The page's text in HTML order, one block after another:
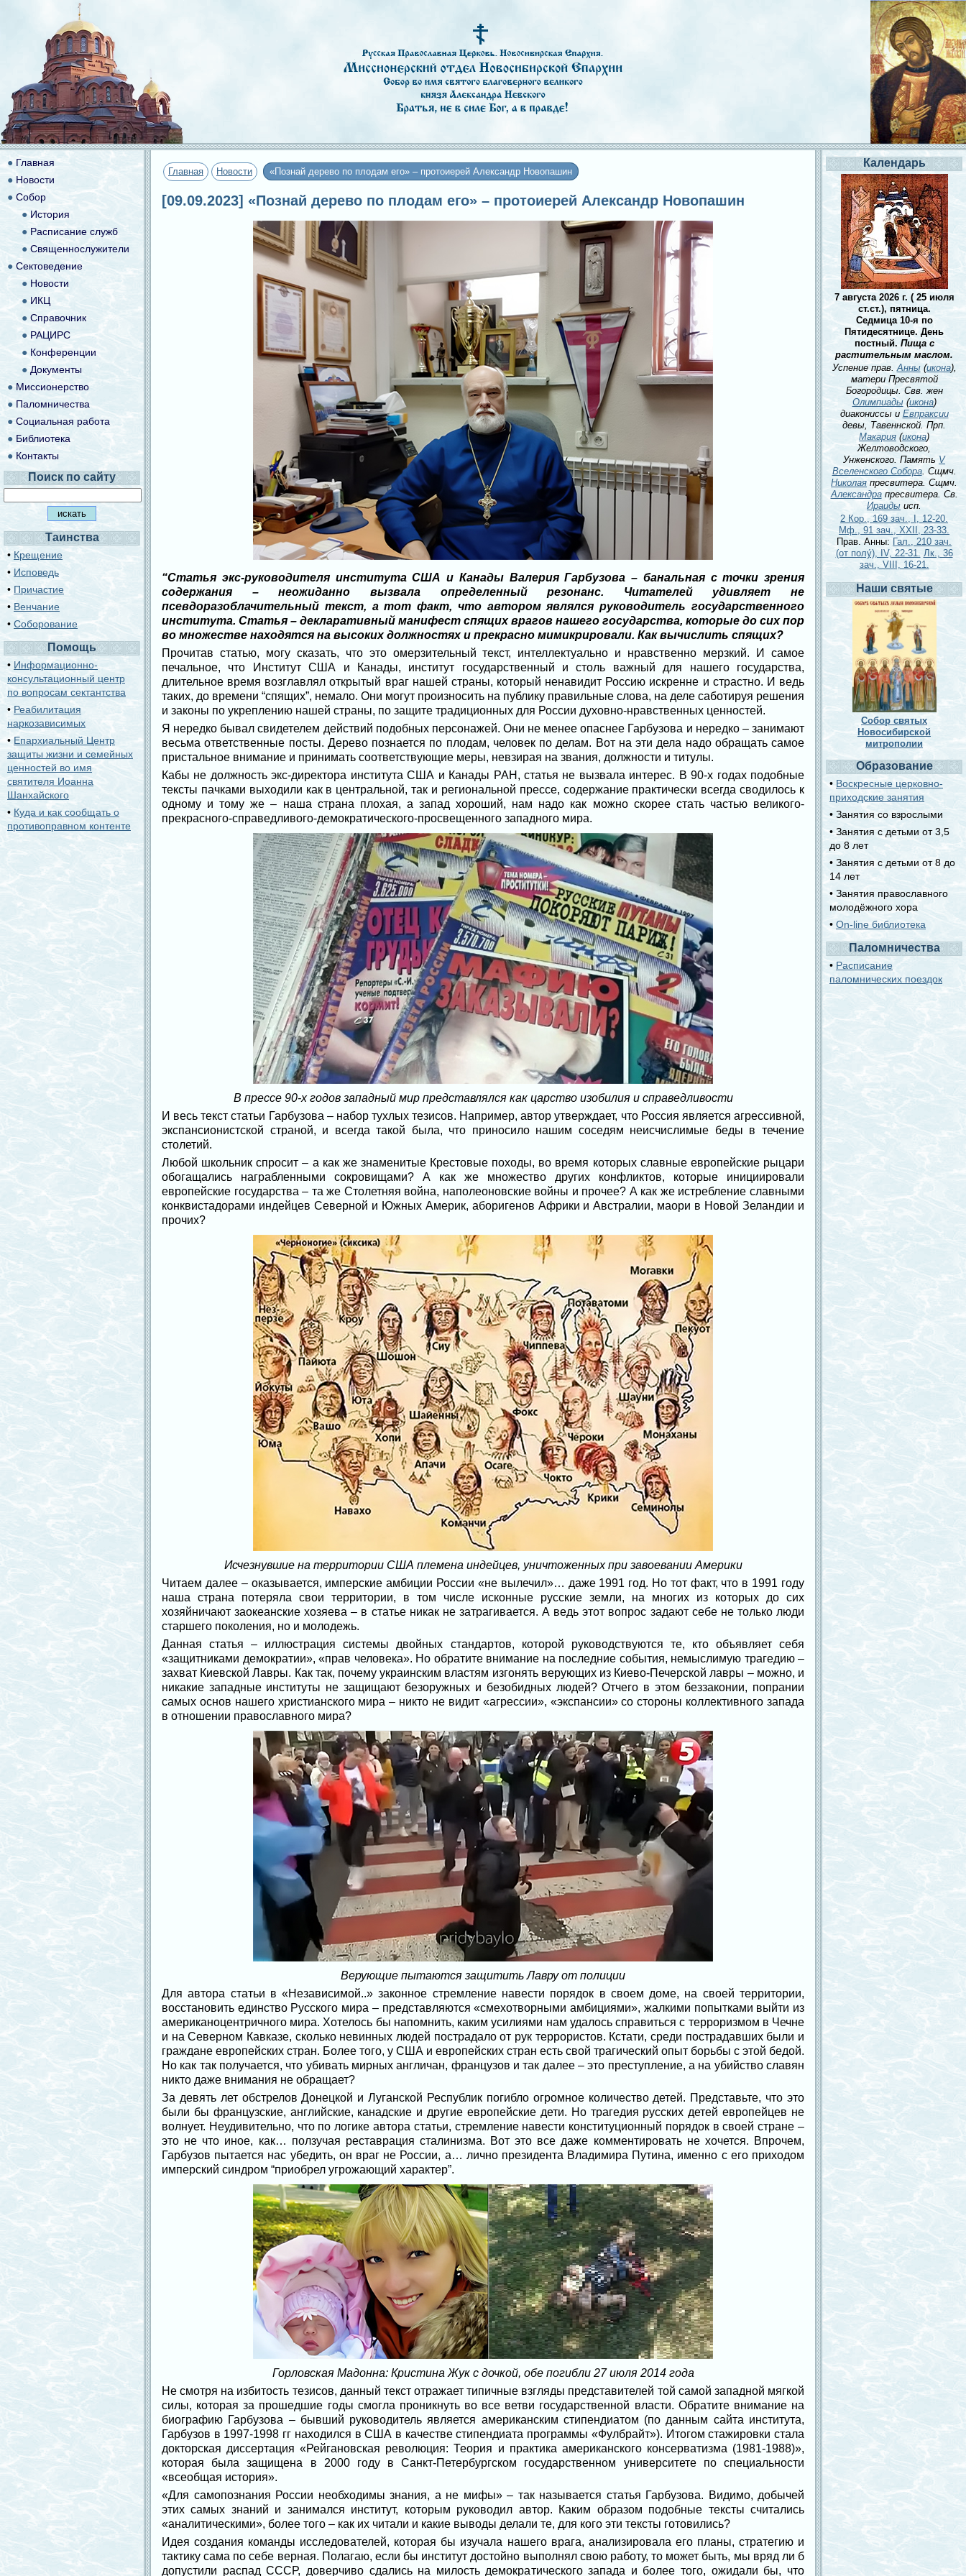
Главная Новости «Познай дерево по плодам его» – протоиерей Александр Новопашин
[09.09.2023] «Познай дерево по плодам его» – протоиерей Александр Новопашин
“Статья экс-руководителя института США и Канады Валерия Гарбузова – банальная с точки зрения
содержания – неожиданно вызвала определенный резонанс. Читателей удивляет не
псевдоразоблачительный текст, а тот факт, что автором являлся руководитель государственного
института. Статья – декларативный манифест спящих врагов нашего государства, которые до сих пор
во множестве находятся на высоких должностях и прекрасно мимикрировали. Как вычислить спящих?
Прочитав статью, могу сказать, что это омерзительный текст, интеллектуально и нравственно мерзкий. И самое
печальное, что Институт США и Канады, институт государственный и столь важный для нашего государства,
длительное время возглавлял открытый враг нашей страны, который ненавидит Россию искренне и страстно. И ведь
таких, до времени “спящих”, немало. Они могут произносить на публику правильные слова, на деле саботируя решения
и законы по укреплению нашей страны, по защите традиционных для России духовно-нравственных ценностей.
Я нередко бывал свидетелем действий подобных персонажей. Они не менее опаснее Гарбузова и нередко – занимают
весьма ответственные посты. Дерево познается по плодам, человек по делам. Вот на эти дела надо обращать самое
пристальное внимание и принимать соответствующие меры, невзирая на звания, должности и титулы.
Кабы не должность экс-директора института США и Канады РАН, статья не вызвала интерес. В 90-х годах подобные
тексты пачками выходили как в центральной, так и региональной прессе, содержание практически всегда сводилось к
одному и тому же – наша страна плохая, а запад хороший, нам надо как можно скорее стать частью великого-
прекрасного-справедливого-демократического-просвещенного западного мира.
В прессе 90-х годов западный мир представлялся как царство изобилия и справедливости
И весь текст статьи Гарбузова – набор тухлых тезисов. Например, автор утверждает, что Россия является агрессивной,
экспансионистской страной, и всегда такой была, что приносило нашим соседям неисчислимые беды в течение
столетий.
Любой школьник спросит – а как же знаменитые Крестовые походы, во время которых славные европейские рыцари
обогащались награбленными сокровищами? А как же множество других конфликтов, которые инициировали
европейские государства – та же Столетняя война, наполеоновские войны и прочее? А как же истребление славными
конквистадорами индейцев Северной и Южных Америк, аборигенов Африки и Австралии, маори в Новой Зеландии и
прочих?
Исчезнувшие на территории США племена индейцев, уничтоженных при завоевании Америки
Читаем далее – оказывается, имперские амбиции России «не вылечил»… даже 1991 год. Но тот факт, что в 1991 году
наша страна потеряла свои территории, в том числе исконные русские земли, на многих из которых до сих
хозяйничают заокеанские хозяева – в статье никак не затрагивается. А ведь этот вопрос задают себе не только люди
старшего поколения, но и молодежь.
Данная статья – иллюстрация системы двойных стандартов, которой руководствуются те, кто объявляет себя
«защитниками демократии», «прав человека». Но обратите внимание на последние события, немыслимую трагедию –
захват Киевской Лавры. Как так, почему украинским властям изгонять верующих из Киево-Печерской лавры – можно, и
никакие западные институты не защищают безоружных и безобидных людей? Отчего в этом беззаконии, попрании
самых основ нашего христианского мира – никто не видит «агрессии», «экспансии» со стороны коллективного запада
в отношении православного мира?
Верующие пытаются защитить Лавру от полиции
Для автора статьи в «Независимой..» законное стремление навести порядок в своем доме, на своей территории,
восстановить единство Русского мира – представляются «смехотворными амбициями», жалкими попытками выйти из
американоцентричного мира. Хотелось бы напомнить, каким усилиями нам удалось справиться с терроризмом в Чечне
и на Северном Кавказе, сколько невинных людей пострадало от рук террористов. Кстати, среди пострадавших были и
граждане европейских стран. Более того, у США и европейских стран есть свой трагический опыт борьбы с этой бедой.
Но как так получается, что убивать мирных англичан, французов и так далее – это преступление, а на убийство славян
никто даже внимания не обращает?
За девять лет обстрелов Донецкой и Луганской Республик погибло огромное количество детей. Представьте, что это
были бы французские, английские, канадские и другие европейские дети. Но трагедия русских детей европейцев не
волнует. Неудивительно, что по логике автора статьи, стремление навести конституционный порядок в своей стране –
это не что иное, как… ползучая реставрация сталинизма. Вот это все даже комментировать не хочется. Впрочем,
Гарбузов пытается нас убедить, он враг не России, а… лично президента Владимира Путина, именно с его приходом
имперский синдром “приобрел угрожающий характер”.
Горловская Мадонна: Кристина Жук с дочкой, обе погибли 27 июля 2014 года
Не смотря на избитость тезисов, данный текст отражает типичные взгляды представителей той самой западной мягкой
силы, которая за прошедшие годы смогла проникнуть во все ветви государственной власти. Обратите внимание на
биографию Гарбузова – бывший руководитель является американским стипендиатом (по данным сайта института,
Гарбузов в 1997-1998 гг находился в США в качестве стипендиата программы «Фулбрайт»). Итогом стажировки стала
докторская диссертация «Рейгановская революция: Теория и практика американского консерватизма (1981-1988)»,
которая была защищена в 2000 году в Санкт-Петербургском государственном университете по специальности
«всеобщая история».
«Для самопознания России необходимы знания, а не мифы» – так называется статья Гарбузова. Видимо, добычей
этих самых знаний и занимался институт, которым руководил автор. Каким образом подобные тексты считались
«аналитическими», более того – как их читали и какие выводы делали те, для кого эти тексты готовились?
Идея создания команды исследователей, которая бы изучала нашего врага, анализировала его планы, стратегию и
тактику сама по себе верная. Полагаю, если бы институт достойно выполнял свою работу, то может быть, мы вряд ли б
допустили распад СССР, доверчиво сдались на милость демократического запада и более того, ожидали бы, что
● Главная
● Новости
● Собор
● История
● Расписание служб
● Священнослужители
● Сектоведение
● Новости
●ИКЦ
● Справочник
● РАЦИРС
● Конференции
● Документы
●Миссионерство
● Паломничества
●Социальная работа
● Библиотека
● Контакты
Поиск по сайту
Таинства
• Крещение
• Исповедь
• Причастие
• Венчание
• Соборование
Помощь
• Информационно-
консультационный центр
по вопросам сектантства
•Реабилитация
наркозависимых
•Епархиальный Центр
защиты жизни и семейных
ценностей во имя
святителя Иоанна
Шанхайского
• Куда и как сообщать о
противоправном контенте
Календарь
7 августа 2026 г. ( 25 июля
ст.ст.), пятница.
Седмица 10-я по
Пятидесятнице. День
постный. Пища с
растительным маслом.
Успение прав.Анны(икона),
матери Пресвятой
Богородицы. Свв. жен
Олимпиады(икона)
диакониссы и Евпраксии
девы, Тавеннской. Прп.
Макария (икона)
Желтоводского,
Унженского. Память V
Вселенского Собора. Сщмч.
Николая пресвитера. Сщмч.
Александрапресвитера. Св.
Ираиды исп.
2 Кор., 169 зач., I, 12-20.
Мф., 91 зач., XXII, 23-33.
Прав. Анны: Гал., 210 зач.
(от полу́), IV, 22-31. Лк., 36
зач., VIII, 16-21.
Наши святые
Собор святых
Новосибирской
митрополии
Образование
• Воскресные церковно-
приходские занятия
• Занятия со взрослыми
• Занятия с детьми от 3,5
до 8 лет
• Занятия с детьми от 8 до
14 лет
• Занятия православного
молодёжного хора
• On-line библиотека
Паломничества
• Расписание
паломнических поездок